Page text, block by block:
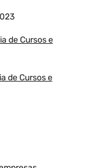
de Cursos e
de Cursos e